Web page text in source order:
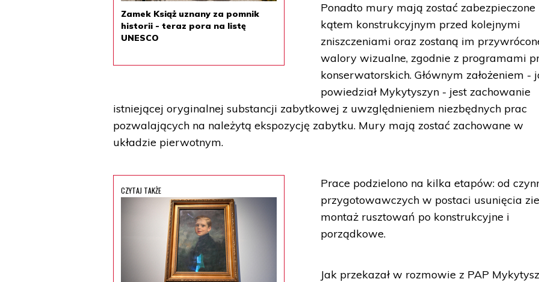
Zamek Książ uznany za pomnik
historii - teraz pora na listę
UNESCO
Ponadto mury mają zostać zabezpieczone
kątem konstrukcyjnym przed kolejnymi
zniszczeniami oraz zostaną im
walory wizualne, zgodnie z programami
konserwatorskich. Głównym założeniem -
powiedział Mykytyszyn - jest zachowanie
istniejącej oryginalnej substancji zabytkowej z uwzględnieniem niezbędnych prac
pozwalających na należytą ekspozycję zabytku. Mury mają zostać zachowane w
układzie pierwotnym.
CZYTAJ TAKŻE
Prace podzielono na kilka etapów: od
przygotowawczych w postaci usunięcia
montaż rusztowań po konstrukcyjne i
porządkowe.
Jak przekazał w rozmowie z PAP